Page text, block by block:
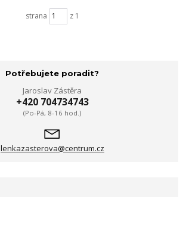
strana z 1
Potřebujete poradit?
Jaroslav Zástěra
+420 704734743
(Po-Pá, 8-16 hod.)
lenkazasterova@centrum.cz